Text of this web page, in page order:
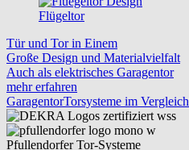
Flügeltor
Tür und Tor in Einem
Große Design und Materialvielfalt
Auch als elektrisches Garagentor
mehr erfahren
GaragentorTorsysteme im Vergleich
Pfullendorfer Tor-Systeme